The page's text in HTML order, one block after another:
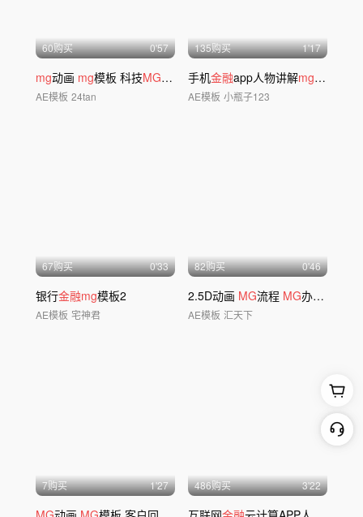
60购买 0'57
mg动画 mg模板 科技MG 金融mg
AE模板 24tan
135购买 1'17
手机金融app人物讲解mg动画模板
AE模板 小瓶子123
67购买 0'33
银行金融mg模板2
AE模板 宅神君
82购买 0'46
2.5D动画 MG流程 MG办公动画场景
AE模板 汇天下
7购买 1'27 486购买 3'22